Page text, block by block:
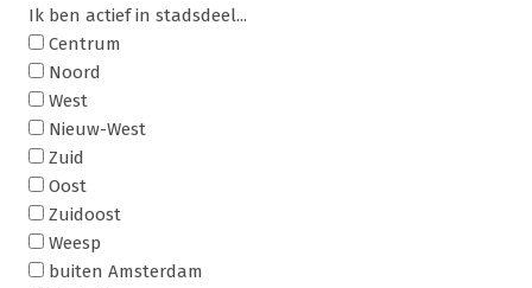
Ik ben actief in stadsdeel...
Centrum
Noord
West
Nieuw-West
Zuid
Oost
Zuidoost
Weesp
buiten Amsterdam